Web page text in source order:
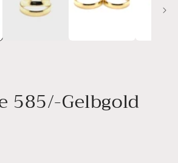
585/-Gelbgold